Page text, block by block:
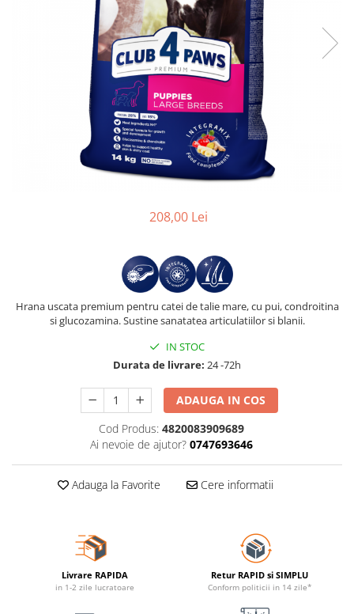
208,00 Lei
Hrana uscata premium pentru catei de talie mare, cu pui, condroitina
si glucozamina. Sustine sanatatea articulatiilor si blanii.
IN STOC
Durata de livrare: 24 -72h
ADAUGA IN COS
Cod Produs: 4820083909689
Ai nevoie de ajutor? 0747693646
Adauga la Favorite Cere informatii
Livrare RAPIDA
in 1-2 zile lucratoare
Retur RAPID si SIMPLU
Conform politicii in 14 zile*